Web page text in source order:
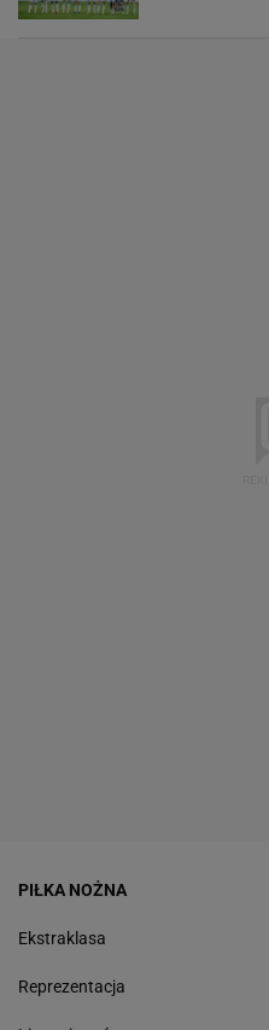
PIŁKA NOŻNA
Ekstraklasa
Reprezentacja